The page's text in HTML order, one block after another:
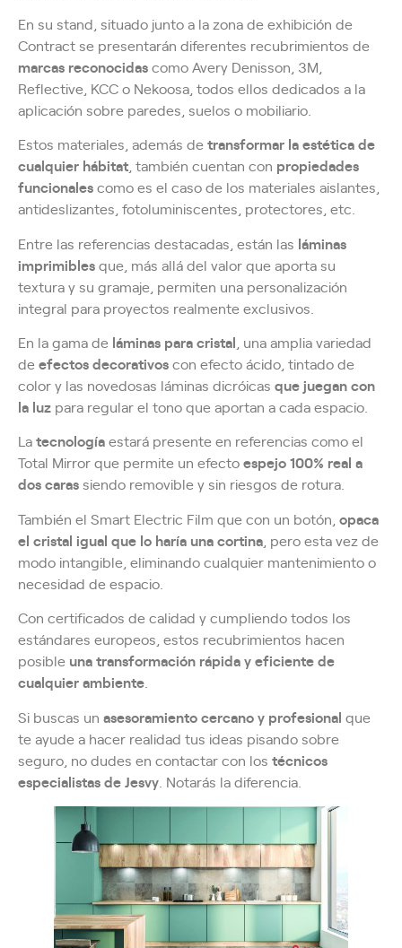
En su stand, situado junto a la zona de exhibición de
Contract se presentarán diferentes recubrimientos de
marcas reconocidascomo Avery Denisson, 3M,
Reflective, KCC o Nekoosa, todos ellos dedicados a la
aplicación sobre paredes, suelos o mobiliario.
Estos materiales, además detransformar la estética de
cualquier hábitat , también cuentan con propiedades
funcionalescomo es el caso de los materiales aislantes,
antideslizantes, fotoluminiscentes, protectores, etc.
Entre las referencias destacadas, están las láminas
imprimiblesque, más allá del valor que aporta su
textura y su gramaje, permiten una personalización
integral para proyectos realmente exclusivos.
En la gama de láminas para cristal , una amplia variedad
deefectos decorativoscon efecto ácido, tintado de
color y las novedosas láminas dicróicas que juegan con
la luz para regular el tono que aportan a cada espacio.
Latecnologíaestará presente en referencias como el
Total Mirror que permite un efectoespejo 100% real a
dos carassiendo removible y sin riesgos de rotura.
También el Smart Electric Film que con un botón, opaca
el cristal igual que lo haría una cortina , pero esta vez de
modo intangible, eliminando cualquier mantenimiento o
necesidad de espacio.
Con certificados de calidad y cumpliendo todos los
estándares europeos, estos recubrimientos hacen
posible una transformación rápida y eficiente de
cualquier ambiente
Si buscas un asesoramiento cercano y profesional que
te ayude a hacer realidad tus ideas pisando sobre
seguro, no dudes en contactar con los técnicos
especialistas de Jesvy . Notarás la diferencia.